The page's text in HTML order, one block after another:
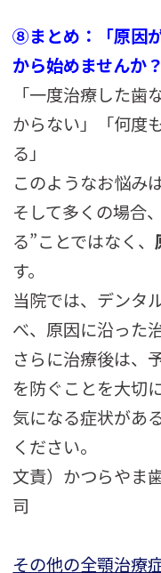
⑧まとめ：「原因
から始めませんか？
「一度治療した
からない」「何度
る」
このようなお悩み
そして多くの場合
る”ことではなく、
す。
当院では、デンタ
べ、原因に沿った
さらに治療後は、
を防ぐことを大切
気になる症状があ
ください。
文責）かつらやま
司
その他の全顎治療